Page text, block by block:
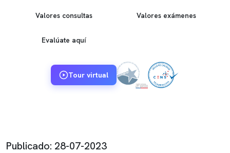
Valores consultas Valores exámenes
Evalúate aquí
Tour virtual
Publicado: 28-07-2023